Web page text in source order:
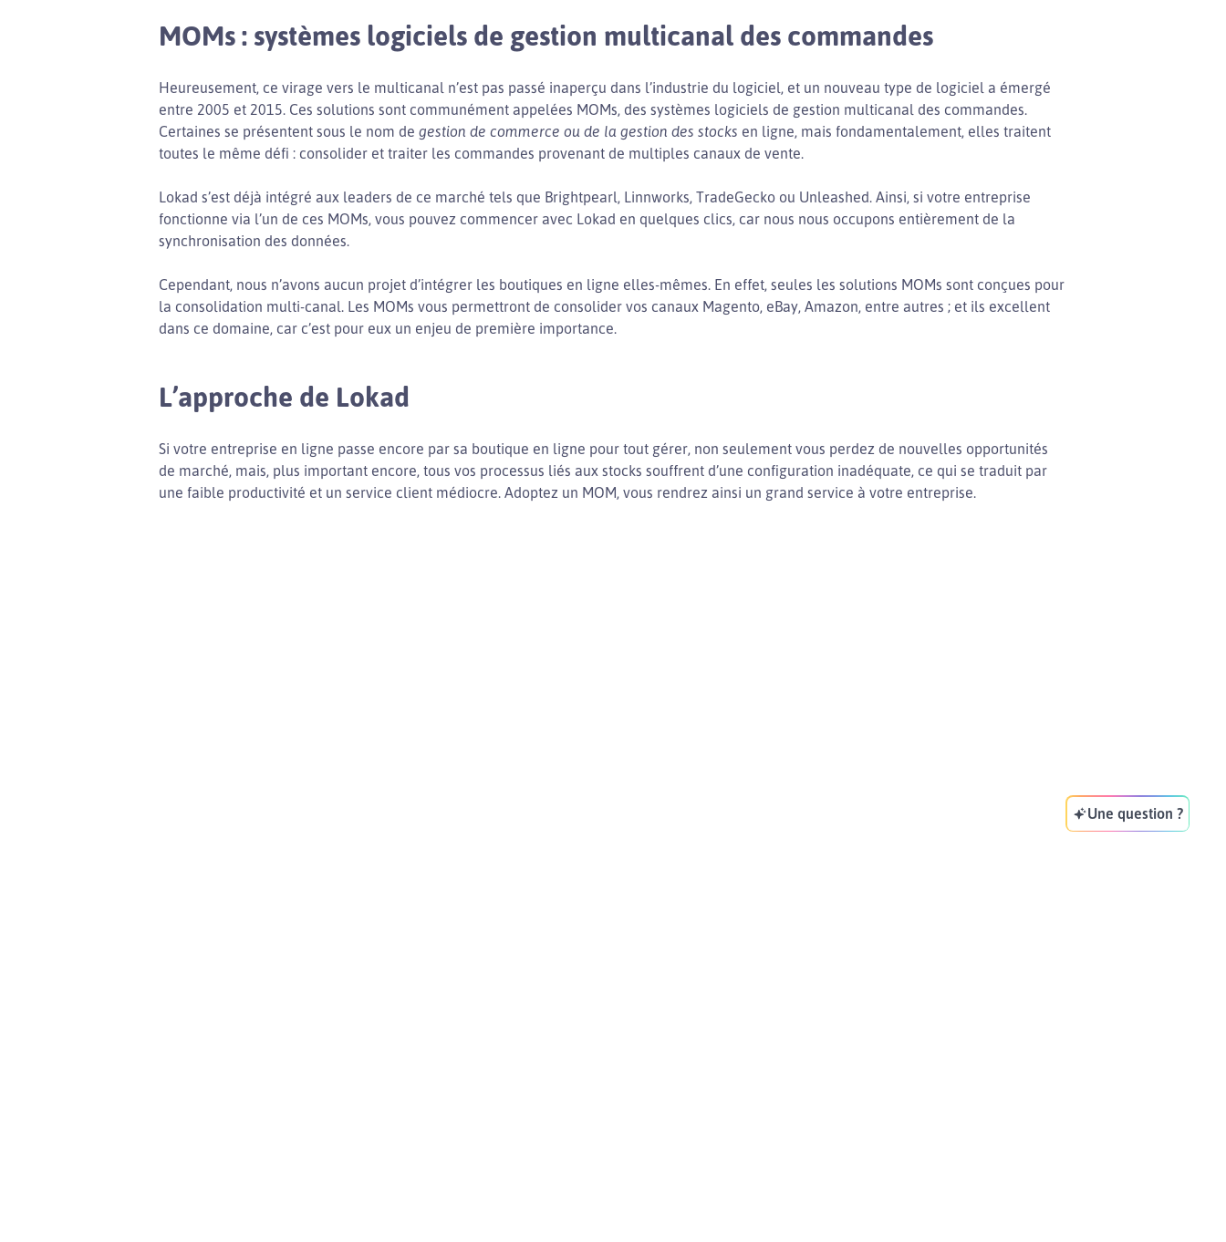
MOMs : systèmes logiciels de gestion multicanal des commandes
Heureusement, ce virage vers le multicanal n’est pas passé inaperçu dans l’industrie du logiciel, et un nouveau type de logiciel a émergé
entre 2005 et 2015. Ces solutions sont communément appelées MOMs, des systèmes logiciels de gestion multicanal des commandes.
Certaines se présentent sous le nom de gestion de commerce ou de la gestion des stocks en ligne, mais fondamentalement, elles traitent
toutes le même défi : consolider et traiter les commandes provenant de multiples canaux de vente.
Lokad s’est déjà intégré aux leaders de ce marché tels que Brightpearl, Linnworks, TradeGecko ou Unleashed. Ainsi, si votre entreprise
fonctionne via l’un de ces MOMs, vous pouvez commencer avec Lokad en quelques clics, car nous nous occupons entièrement de la
synchronisation des données.
Cependant, nous n’avons aucun projet d’intégrer les boutiques en ligne elles-mêmes. En effet, seules les solutions MOMs sont conçues pour
la consolidation multi-canal. Les MOMs vous permettront de consolider vos canaux Magento, eBay, Amazon, entre autres ; et ils excellent
dans ce domaine, car c’est pour eux un enjeu de première importance.
L’approche de Lokad
Si votre entreprise en ligne passe encore par sa boutique en ligne pour tout gérer, non seulement vous perdez de nouvelles opportunités
de marché, mais, plus important encore, tous vos processus liés aux stocks souffrent d’une configuration inadéquate, ce qui se traduit par
une faible productivité et un service client médiocre. Adoptez un MOM, vous rendrez ainsi un grand service à votre entreprise.
Une question ?